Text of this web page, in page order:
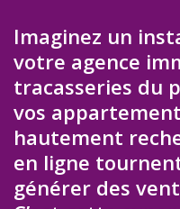
Imaginez un
votre agence
tracasseries du
vos
hautement
en ligne
générer des